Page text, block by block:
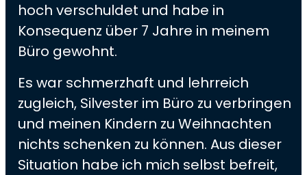
hoch verschuldet und habe in
Konsequenz über 7 Jahre in meinem
Büro gewohnt.
Es war schmerzhaft und lehrreich
zugleich, Silvester im Büro zu verbringen
und meinen Kindern zu Weihnachten
nichts schenken zu können. Aus dieser
Situation habe ich mich selbst befreit,